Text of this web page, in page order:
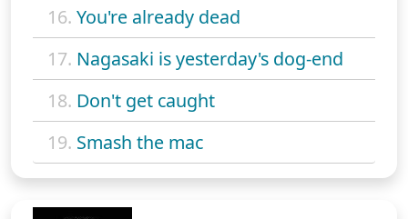
16. You're already dead
17. Nagasaki is yesterday's dog-end
18. Don't get caught
19. Smash the mac